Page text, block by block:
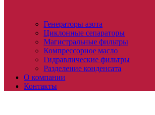
Генераторы азота
Циклонные сепараторы
Магистральные фильтры
Компрессорное масло
Гидравлические фильтры
Разделение конденсата
О компании
Контакты